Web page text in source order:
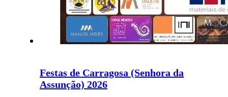
Festas de Carragosa (Senhora da
Assunção) 2026